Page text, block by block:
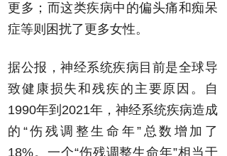
更多；而这类疾病中的偏头痛和痴呆
症等则困扰了更多女性。
据公报，神经系统疾病目前是全球导
致健康损失和残疾的主要原因。自
1990年到2021年，神经系统疾病造成
的“伤残调整生命年”总数增加了
18%。一个“伤残调整生命年”相当于